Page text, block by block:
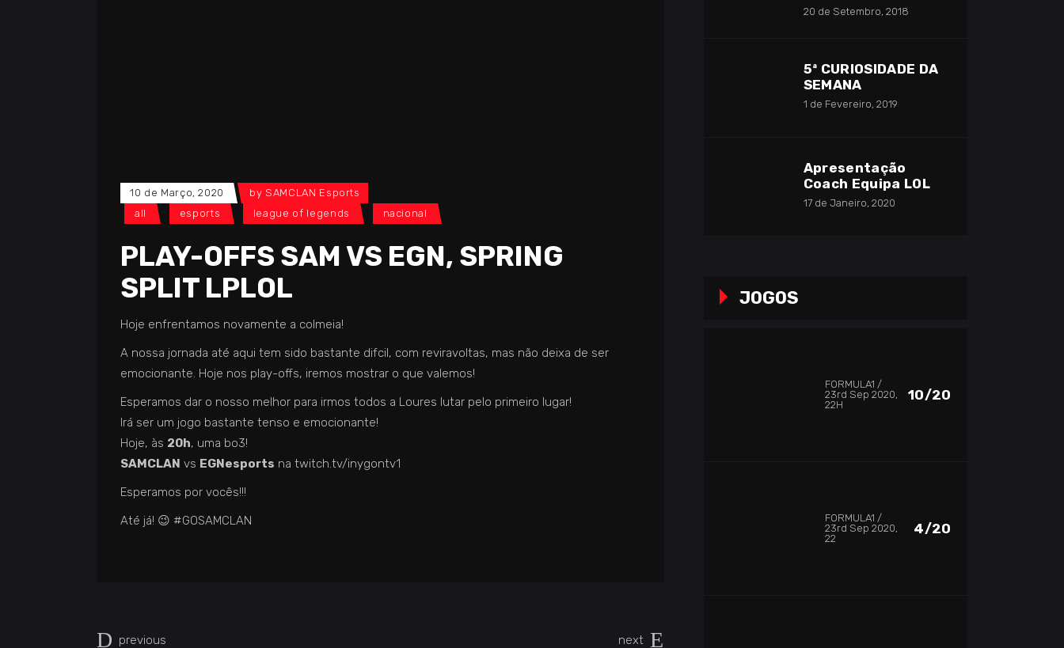
10 de Março, 2020 by SAMCLAN Esports
all
esports league of legends nacional
PLAY-OFFS SAM VS EGN, SPRING
SPLIT LPLOL
Hoje enfrentamos novamente a colmeia!
A nossa jornada até aqui tem sido bastante difcil, com reviravoltas, mas não deixa de ser
emocionante. Hoje nos play-offs, iremos mostrar o que valemos!
Esperamos dar o nosso melhor para irmos todos a Loures lutar pelo primeiro lugar!
Irá ser um jogo bastante tenso e emocionante!
Hoje, às 20h, uma bo3!
SAMCLAN vs EGNesports na twitch.tv/inygontv1
Esperamos por vocês!!!
Até já! 😉 #GOSAMCLAN
previous next
20 de Setembro, 2018
5ª CURIOSIDADE DA
SEMANA
1 de Fevereiro, 2019
Apresentação
Coach Equipa LOL
17 de Janeiro, 2020
JOGOS
FORMULA1
23rd Sep 2020,
22H
10/20
FORMULA1
23rd Sep 2020,
22
4/20